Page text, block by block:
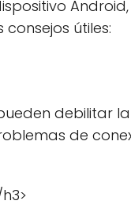
útiles:
debilitar la
de